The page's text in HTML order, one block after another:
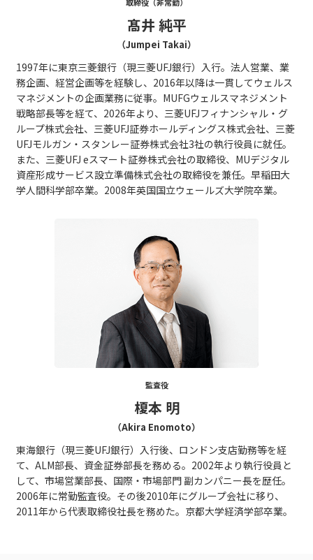
髙井 純平
（Jumpei Takai）
1997年に東京三菱銀行（現三菱UFJ銀行）入行。法人営業、業
務企画、経営企画等を経験し、2016年以降は一貫してウェルス
マネジメントの企画業務に従事。MUFGウェルスマネジメント
戦略部長等を経て、2026年より、三菱UFJフィナンシャル・グ
ループ株式会社、三菱UFJ証券ホールディングス株式会社、三菱
UFJモルガン・スタンレー証券株式会社3社の執行役員に就任。
また、三菱UFJ eスマート証券株式会社の取締役、MUデジタル
資産形成サービス設立準備株式会社の取締役を兼任。早稲田大
学人間科学部卒業。2008年英国国立ウェールズ大学院卒業。
監査役
榎本 明
（Akira Enomoto）
東海銀行（現三菱UFJ銀行）入行後、ロンドン支店勤務等を経
て、ALM部長、資金証券部長を務める。2002年より執行役員と
して、市場営業部長、国際・市場部門 副カンパニー長を歴任。
2006年に常勤監査役。その後2010年にグループ会社に移り、
2011年から代表取締役社長を務めた。京都大学経済学部卒業。